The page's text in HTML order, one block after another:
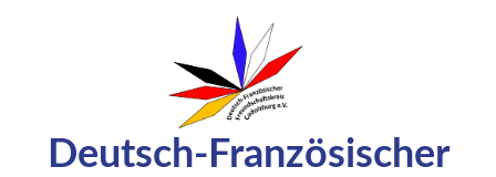
Deutsch-Französischer